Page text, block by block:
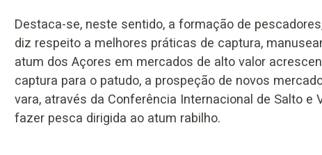
Destaca-se, neste sentido, a formação de
diz respeito a melhores práticas de captura,
atum dos Açores em mercados de alto valor
captura para o patudo, a prospeção de novos
vara, através da Conferência Internacional de Salto
fazer pesca dirigida ao atum rabilho.